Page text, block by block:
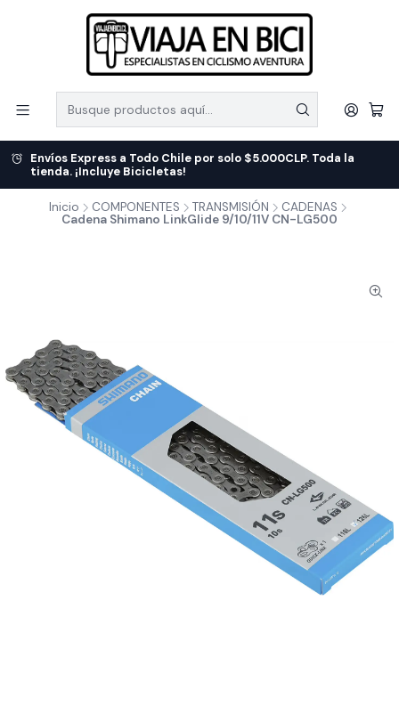
Envíos Express a Todo Chile por solo $5.000CLP. Toda la
tienda. ¡Incluye Bicicletas!
Inicio COMPONENTES TRANSMISIÓN
CADENAS
Cadena Shimano LinkGlide 9/10/11V CN-LG500